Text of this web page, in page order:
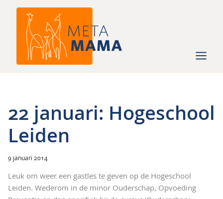
22 januari: Hogeschool
Leiden
9 januari 2014
Leuk om weer een gastles te geven op de Hogeschool
Leiden. Wederom in de minor Ouderschap, Opvoeding